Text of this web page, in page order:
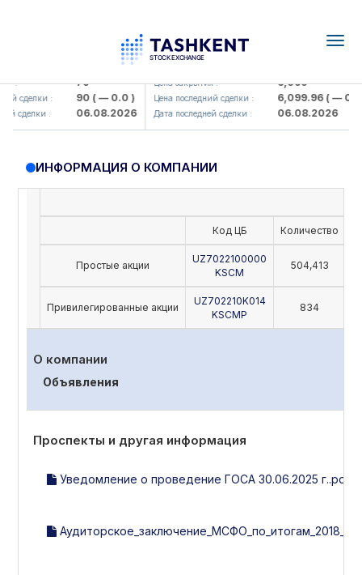
: 79
сделки : 90( — 0.0 )
сделки : 06.08.2026
UZMK (<O'zmetkombinat> AJ)
Цена закрытия : 6,099
Цена последний сделки : 6,099.96( — 0.0 )
Дата последней сделки : 06.08.2026
ИНФОРМАЦИЯ О КОМПАНИИ
Код ЦБ Количество
Простые акции
UZ7022100000
KSCM
504,413
Привилегированные акции
UZ702210K014
KSCMP
834
О компании
Объявления
Проспекты и другая информация
Уведомление о проведение ГОСА 30.06.2025 г..pdf